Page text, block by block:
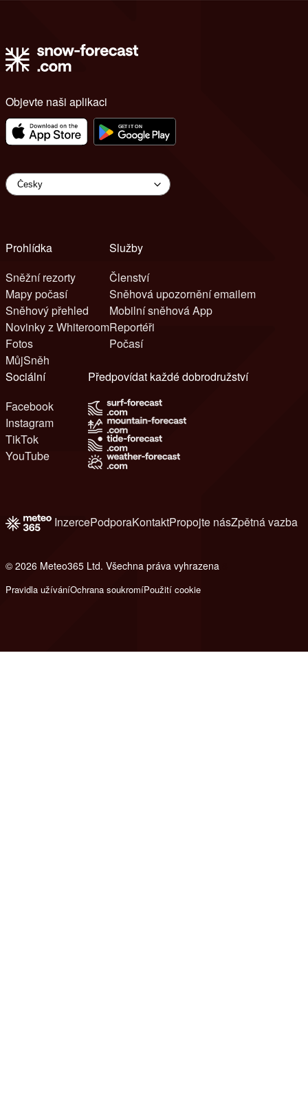
Objevte naši aplikaci
Prohlídka
Sněžní rezorty
Mapy počasí
Sněhový přehled
Novinky z Whiteroom
Fotos
MůjSněh
Služby
Členství
Sněhová upozornění emailem
Mobilní sněhová App
Reportéři
Počasí
Sociální
Facebook
Instagram
TikTok
YouTube
Předpovídat každé dobrodružství
InzercePodporaKontaktPropojte násZpětná vazba
© 2026 Meteo365 Ltd. Všechna práva vyhrazena
Pravidla užíváníOchrana soukromíPoužití cookie